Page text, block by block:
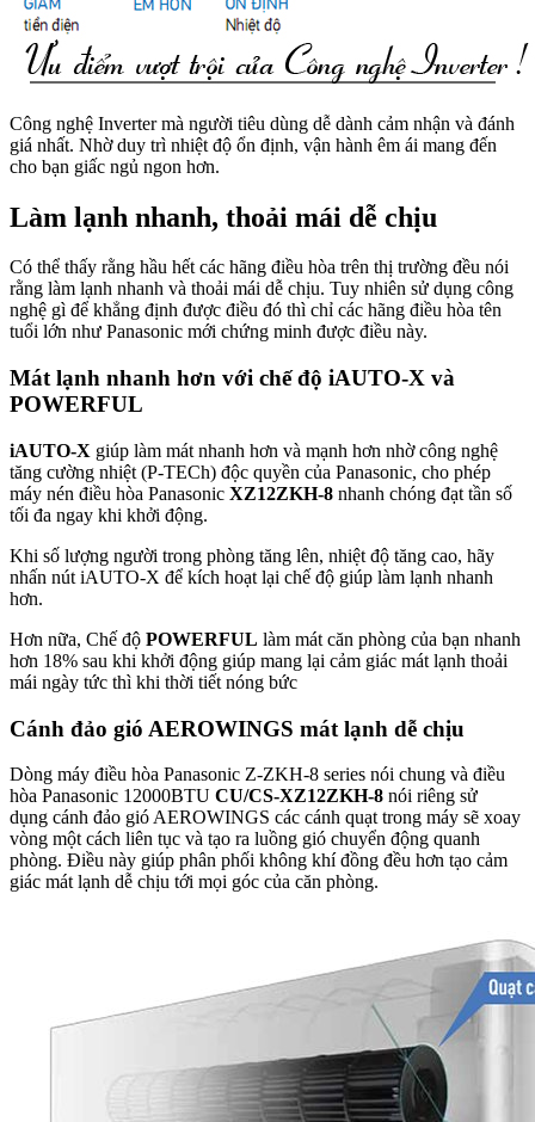
Công nghệ Inverter mà người tiêu dùng dễ dành cảm nhận và đánh
giá nhất. Nhờ duy trì nhiệt độ ổn định, vận hành êm ái mang đến
cho bạn giấc ngủ ngon hơn.
Làm lạnh nhanh, thoải mái dễ chịu
Có thể thấy rằng hầu hết các hãng điều hòa trên thị trường đều nói
rằng làm lạnh nhanh và thoải mái dễ chịu. Tuy nhiên sử dụng công
nghệ gì để khẳng định được điều đó thì chỉ các hãng điều hòa tên
tuổi lớn như Panasonic mới chứng minh được điều này.
Mát lạnh nhanh hơn với chế độ iAUTO-X và
POWERFUL
iAUTO-X giúp làm mát nhanh hơn và mạnh hơn nhờ công nghệ
tăng cường nhiệt (P-TECh) độc quyền của Panasonic, cho phép
máy nén điều hòa Panasonic XZ12ZKH-8 nhanh chóng đạt tần số
tối đa ngay khi khởi động.
Khi số lượng người trong phòng tăng lên, nhiệt độ tăng cao, hãy
nhấn nút iAUTO-X để kích hoạt lại chế độ giúp làm lạnh nhanh
hơn.
Hơn nữa, Chế độ POWERFUL làm mát căn phòng của bạn nhanh
hơn 18% sau khi khởi động giúp mang lại cảm giác mát lạnh thoải
mái ngày tức thì khi thời tiết nóng bức
Cánh đảo gió AEROWINGS mát lạnh dễ chịu
Dòng máy điều hòa Panasonic Z-ZKH-8 series nói chung và điều
hòa Panasonic 12000BTU CU/CS-XZ12ZKH-8 nói riêng sử
dụng cánh đảo gió AEROWINGS các cánh quạt trong máy sẽ xoay
vòng một cách liên tục và tạo ra luồng gió chuyển động quanh
phòng. Điều này giúp phân phối không khí đồng đều hơn tạo cảm
giác mát lạnh dễ chịu tới mọi góc của căn phòng.